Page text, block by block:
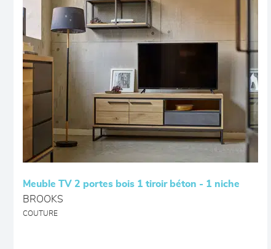
Meuble TV 2 portes bois 1 tiroir béton - 1 niche
BROOKS
COUTURE